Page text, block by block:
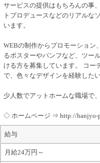
サービスの提供はもちろんの事
トプロデュースなどのリアルな
います。
WEBの制作からプロモーション
るポスターやパンフなど、ツー
ける方を募集しています。 コー
で、色々なデザインを経験した
少人数でアットホームな職場で
◇ ホームページ ⇒ http://hanjyo-
給与
月給24万円～